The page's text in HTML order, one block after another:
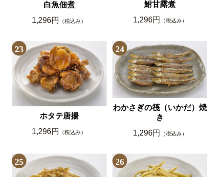
白魚佃煮
1,296円
（税込み）
鮒甘露煮
1,296円
（税込み）
23
ホタテ唐揚
1,296円
（税込み）
24
わかさぎの筏（いかだ）焼
き
1,296円
（税込み）
25 26